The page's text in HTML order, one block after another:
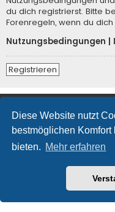
Diese Website nutzt
bestmöglichen
bieten. Mehr erfahren
du dich registrierst. Bitte
Forenregeln, wenn du
Nutzungsbedingungen
Registrieren
Flat Style by Ian Bradley